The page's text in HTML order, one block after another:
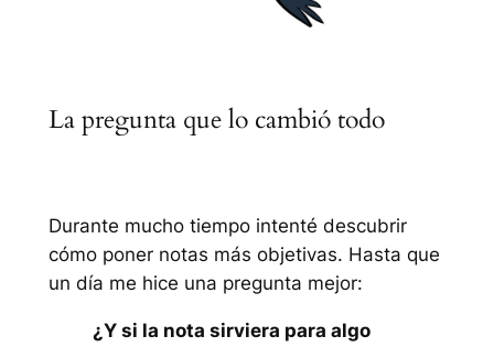
La pregunta que lo cambió todo
Durante mucho tiempo intenté descubrir
cómo poner notas más objetivas. Hasta que
un día me hice una pregunta mejor:
¿Y si la nota sirviera para algo